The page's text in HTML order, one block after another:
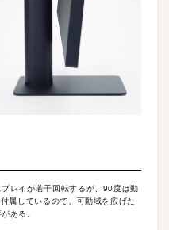
レイが若干回転するが、90度は動
属しているので、可動域を広げた
ある。